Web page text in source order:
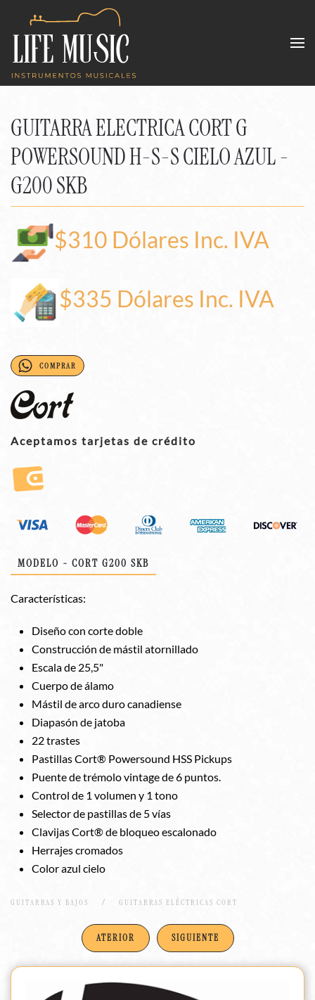
Skip to main content
GUITARRA ELECTRICA CORT G
POWERSOUND H-S-S CIELO AZUL -
G200 SKB
$310 Dólares Inc. IVA
$335 Dólares Inc. IVA
COMPRAR
Aceptamos tarjetas de crédito
MODELO - CORT G200 SKB
Características:
Diseño con corte doble
Construcción de mástil atornillado
Escala de 25,5"
Cuerpo de álamo
Mástil de arco duro canadiense
Diapasón de jatoba
22 trastes
Pastillas Cort® Powersound HSS Pickups
Puente de trémolo vintage de 6 puntos.
Control de 1 volumen y 1 tono
Selector de pastillas de 5 vías
Clavijas Cort® de bloqueo escalonado
Herrajes cromados
Color azul cielo
GUITARRAS Y BAJOS GUITARRAS ELÉCTRICAS CORT
ATERIOR SIGUIENTE